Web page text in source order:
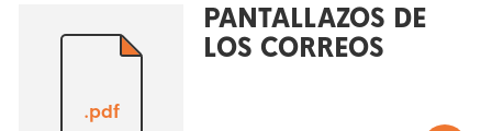
.pdf
PANTALLAZOS DE
LOS CORREOS